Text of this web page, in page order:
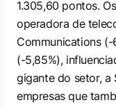
1.305,60 pontos.
operadora de
Communications
(-5,85%),
gigante do setor, a
empresas que